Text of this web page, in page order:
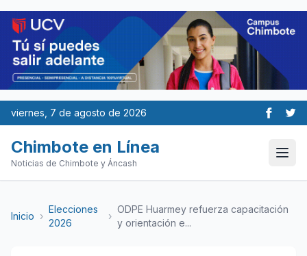
viernes, 7 de agosto de 2026
Chimbote en Línea
Noticias de Chimbote y Áncash
Inicio ›
Elecciones
2026
›
ODPE Huarmey refuerza capacitación
y orientación e...